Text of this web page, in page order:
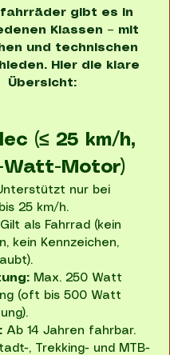
gibt es in
Klassen – mit
und technischen
Hier die klare
Übersicht:
(≤ 25 km/h,
Watt-Motor)
nur bei
25 km/h.
Gilt als Fahrrad (kein
kein Kennzeichen,
Max. 250 Watt
(oft bis 500 Watt
Ab 14 Jahren fahrbar.
, Trekking- und MTB-